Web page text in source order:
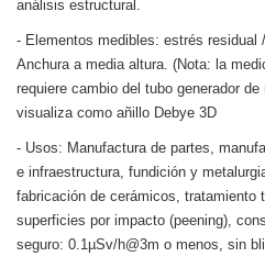
análisis estructural.
- Elementos medibles: estrés residual
Anchura a media altura. (Nota: la
requiere cambio del tubo generador de
visualiza como añillo Debye 3D
- Usos: Manufactura de partes,
e infraestructura, fundición y
fabricación de cerámicos, tratamiento
superficies por impacto (peening),
seguro: 0.1µSv/h@3m o menos, sin